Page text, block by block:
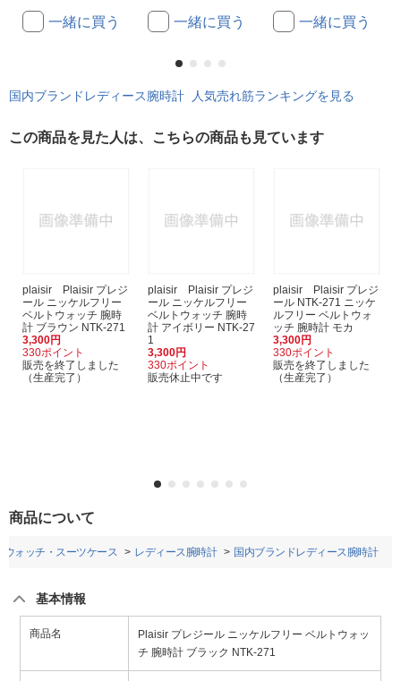
一緒に買う 一緒に買う 一緒に買う
国内ブランドレディース腕時計 人気売れ筋ランキングを見る
この商品を見た人は、こちらの商品も見ています
plaisir Plaisir プレジ
ール ニッケルフリー
ベルトウォッチ 腕時
計 ブラウン NTK-271
3,300円
330ポイント
販売を終了しました
（生産完了）
plaisir Plaisir プレジ
ール ニッケルフリー
ベルトウォッチ 腕時
計 アイボリー NTK-27
1
3,300円
330ポイント
販売休止中です
plaisir Plaisir プレジ
ール NTK-271 ニッケ
ルフリー ベルトウォ
ッチ 腕時計 モカ
3,300円
330ポイント
販売を終了しました
（生産完了）
商品について
ウォッチ・スーツケース レディース腕時計 国内ブランドレディース腕時計
基本情報
商品名
Plaisir プレジール ニッケルフリー ベルトウォッ
チ 腕時計 ブラック NTK-271